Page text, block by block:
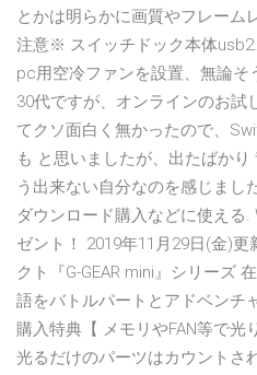
とかは明らかに画質やフレーム
注意※ スイッチドック本体
pc用空冷ファンを設置、無論そ
30代ですが、オンラインのお試
てクソ面白く無かったので、
も と思いましたが、出たばか
う出来ない自分なのを感じまし
ダウンロード購入などに使える.
ゼント！ 2019年11月29日(金)
クト『G-GEAR mini』シリーズ
語をバトルパートとアドベン
購入特典【 メモリやFAN等で光
光るだけのパーツはカウントさ